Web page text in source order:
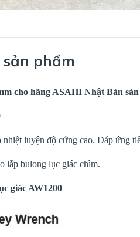
phẩm
cho hãng ASAHI Nhật Bản
luyện độ cứng cao. Đáp ứng
lắp bulong lục giác chìm.
giác AW1200